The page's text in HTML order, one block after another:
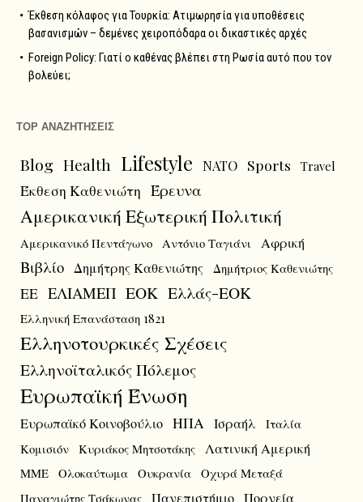
Έκθεση κόλαφος για Τουρκία: Ατιμωρησία για υποθέσεις
βασανισμών – δεμένες χειροπόδαρα οι δικαστικές αρχές
Foreign Policy: Γιατί ο καθένας βλέπει στη Ρωσία αυτό που τον
βολεύει;
TOP ΑΝΑΖΗΤΗΣΕΙΣ
Blog Health Lifestyle NATO Sports Travel
Έκθεση Καθενιώτη Έρευνα
Αμερικανική Εξωτερική Πολιτική
Αμερικανικό Πεντάγωνο Αντόνιο Ταγιάνι Αφρική
Βιβλίο Δημήτρης Καθενιώτης Δημήτριος Καθενιώτης
ΕΕ ΕΛΙΑΜΕΠ ΕΟΚ Ελλάς-ΕΟΚ
Ελληνική Επανάσταση 1821
Ελληνοτουρκικές Σχέσεις
Ελληνοϊταλικός Πόλεμος
Ευρωπαϊκή Ένωση
Ευρωπαϊκό Κοινοβούλιο ΗΠΑ Ισραήλ
Ιταλία
Κομισιόν Κυριάκος Μητσοτάκης Λατινική Αμερική
ΜΜΕ Ολοκαύτωμα Ουκρανία Οχυρά Μεταξά
Παναγιώτης Τσάκωνας Πανεπιστήμιο Πορνεία